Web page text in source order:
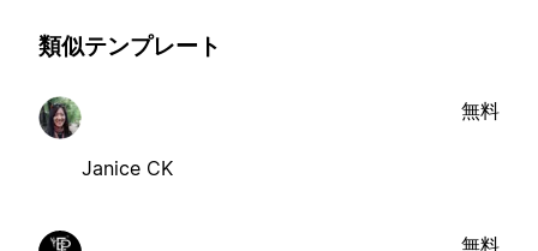
類似テンプレート
Janice CK
無料
無料